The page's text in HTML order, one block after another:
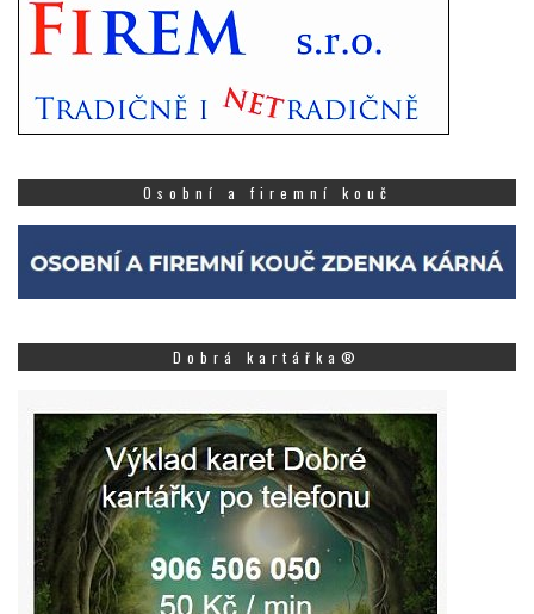
Osobní a firemní kouč
Dobrá kartářka®